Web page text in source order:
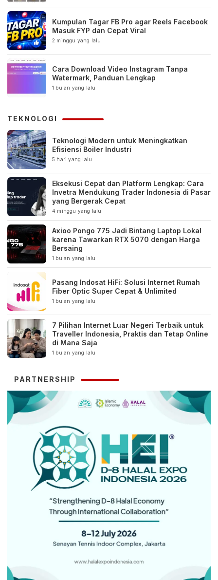
Kumpulan Tagar FB Pro agar Reels Facebook
Masuk FYP dan Cepat Viral
2 minggu yang lalu
Cara Download Video Instagram Tanpa
Watermark, Panduan Lengkap
1 bulan yang lalu
TEKNOLOGI
Teknologi Modern untuk Meningkatkan
Efisiensi Boiler Industri
5 hari yang lalu
Eksekusi Cepat dan Platform Lengkap: Cara
Invetra Mendukung Trader Indonesia di Pasar
yang Bergerak Cepat
4 minggu yang lalu
Axioo Pongo 775 Jadi Bintang Laptop Lokal
karena Tawarkan RTX 5070 dengan Harga
Bersaing
1 bulan yang lalu
Pasang Indosat HiFi: Solusi Internet Rumah
Fiber Optic Super Cepat & Unlimited
1 bulan yang lalu
7 Pilihan Internet Luar Negeri Terbaik untuk
Traveller Indonesia, Praktis dan Tetap Online
di Mana Saja
1 bulan yang lalu
PARTNERSHIP